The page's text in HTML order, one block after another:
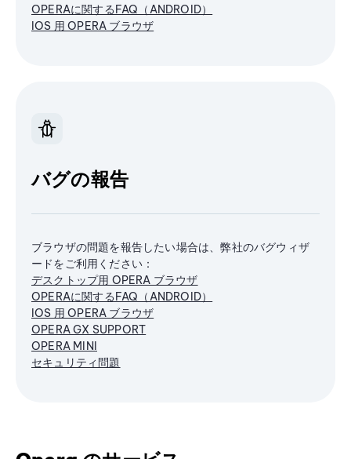
OPERAに関するFAQ（ANDROID）
IOS 用 OPERA ブラウザ
バグの報告
ブラウザの問題を報告したい場合は、弊社のバグウィザ
ードをご利用ください：
デスクトップ用 OPERA ブラウザ
OPERAに関するFAQ（ANDROID）
IOS 用 OPERA ブラウザ
OPERA GX SUPPORT
OPERA MINI
セキュリティ問題